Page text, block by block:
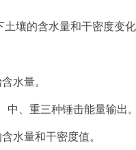
的含水量和干密度变
水量。
、重三种锤击能量输出。
水量和干密度值。